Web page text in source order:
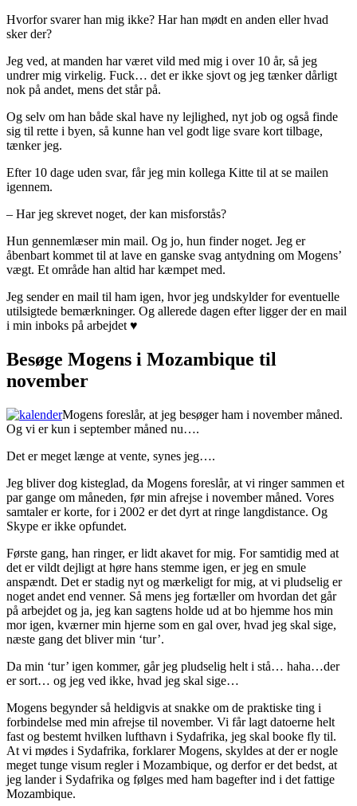
Hvorfor svarer han mig ikke? Har han mødt en anden eller hvad
sker der?
Jeg ved, at manden har været vild med mig i over 10 år, så jeg
undrer mig virkelig. Fuck… det er ikke sjovt og jeg tænker dårligt
nok på andet, mens det står på.
Og selv om han både skal have ny lejlighed, nyt job og også finde
sig til rette i byen, så kunne han vel godt lige svare kort tilbage,
tænker jeg.
Efter 10 dage uden svar, får jeg min kollega Kitte til at se mailen
igennem.
– Har jeg skrevet noget, der kan misforstås?
Hun gennemlæser min mail. Og jo, hun finder noget. Jeg er
åbenbart kommet til at lave en ganske svag antydning om Mogens’
vægt. Et område han altid har kæmpet med.
Jeg sender en mail til ham igen, hvor jeg undskylder for eventuelle
utilsigtede bemærkninger. Og allerede dagen efter ligger der en mail
i min inboks på arbejdet ♥
Besøge Mogens i Mozambique til
november
Mogens foreslår, at jeg besøger ham i november måned.
Og vi er kun i september måned nu….
Det er meget længe at vente, synes jeg….
Jeg bliver dog kisteglad, da Mogens foreslår, at vi ringer sammen et
par gange om måneden, før min afrejse i november måned. Vores
samtaler er korte, for i 2002 er det dyrt at ringe langdistance. Og
Skype er ikke opfundet.
Første gang, han ringer, er lidt akavet for mig. For samtidig med at
det er vildt dejligt at høre hans stemme igen, er jeg en smule
anspændt. Det er stadig nyt og mærkeligt for mig, at vi pludselig er
noget andet end venner. Så mens jeg fortæller om hvordan det går
på arbejdet og ja, jeg kan sagtens holde ud at bo hjemme hos min
mor igen, kværner min hjerne som en gal over, hvad jeg skal sige,
næste gang det bliver min ‘tur’.
Da min ‘tur’ igen kommer, går jeg pludselig helt i stå… haha…der
er sort… og jeg ved ikke, hvad jeg skal sige…
Mogens begynder så heldigvis at snakke om de praktiske ting i
forbindelse med min afrejse til november. Vi får lagt datoerne helt
fast og bestemt hvilken lufthavn i Sydafrika, jeg skal booke fly til.
At vi mødes i Sydafrika, forklarer Mogens, skyldes at der er nogle
meget tunge visum regler i Mozambique, og derfor er det bedst, at
jeg lander i Sydafrika og følges med ham bagefter ind i det fattige
Mozambique.